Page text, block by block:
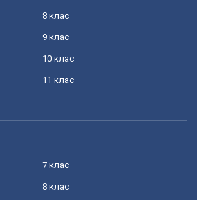
8 клас
9 клас
10 клас
11 клас
7 клас
8 клас